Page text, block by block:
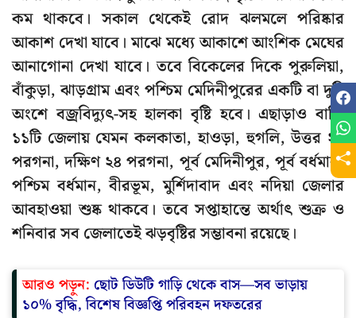
কম থাকবে। সকাল থেকেই রোদ ঝলমলে পরিষ্কার
আকাশ দেখা যাবে। মাঝে মধ্যে আকাশে আংশিক মেঘের
আনাগোনা দেখা যাবে। তবে বিকেলের দিকে পুরুলিয়া,
বাঁকুড়া, ঝাড়গ্রাম এবং পশ্চিম মেদিনীপুরের একটি বা দুটি
অংশে বজ্রবিদ্যুৎ-সহ হালকা বৃষ্টি হবে। এছাড়াও বাকি
১১টি জেলায় যেমন কলকাতা, হাওড়া, হুগলি, উত্তর ২৪
পরগনা, দক্ষিণ ২৪ পরগনা, পূর্ব মেদিনীপুর, পূর্ব বর্ধমান,
পশ্চিম বর্ধমান, বীরভূম, মুর্শিদাবাদ এবং নদিয়া জেলার
আবহাওয়া শুষ্ক থাকবে। তবে সপ্তাহান্তে অর্থাৎ শুক্র ও
শনিবার সব জেলাতেই ঝড়বৃষ্টির সম্ভাবনা রয়েছে।
আরও পড়ুন: ছোট ডিউটি গাড়ি থেকে বাস—সব ভাড়ায়
১০% বৃদ্ধি, বিশেষ বিজ্ঞপ্তি পরিবহন দফতরের